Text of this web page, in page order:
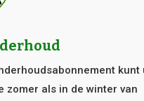
kunt
zomer als in de winter van